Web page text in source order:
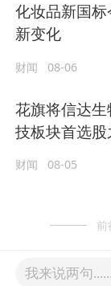
化妆品新国
新变化
财闻 08-06
花旗将信达
技板块首选
港元
财闻 08-05
前
我来说两句......